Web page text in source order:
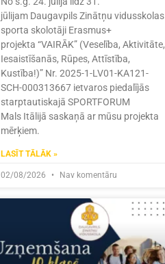
jūlijam Daugavpils Zinātņu vidusskolas
sporta skolotāji Erasmus+
projekta “VAIRĀK” (Veselība, Aktivitāte,
Iesaistīšanās, Rūpes, Attīstība,
Kustība!)” Nr. 2025-1-LV01-KA121-
SCH-000313667 ietvaros piedalījās
starptautiskajā SPORTFORUM
Mals Itālijā saskaņā ar mūsu projekta
mērķiem.
LASĪT TĀLĀK »
02/08/2026 Nav komentāru